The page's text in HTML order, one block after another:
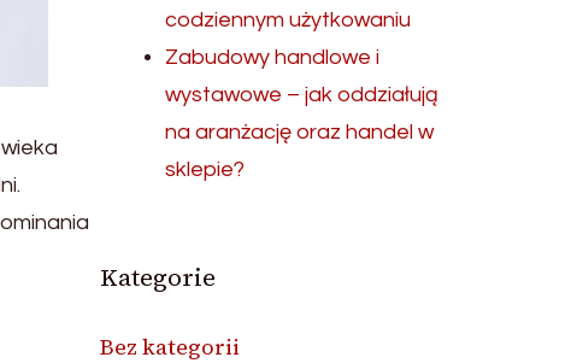
codziennym użytkowaniu
Zabudowy handlowe i
wystawowe – jak oddziałują
na aranżację oraz handel w
sklepie?
Kategorie
Bez kategorii